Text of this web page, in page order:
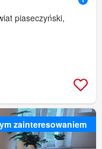
piaseczyński,
zainteresowaniem